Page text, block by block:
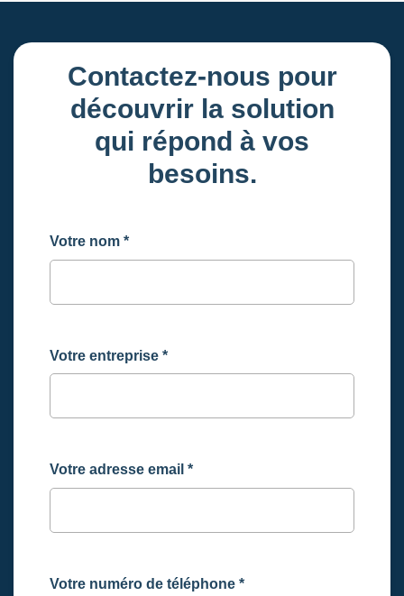
Contactez-nous pour
découvrir la solution
qui répond à vos
besoins.
Votre nom *
Votre entreprise *
Votre adresse email *
Votre numéro de téléphone *